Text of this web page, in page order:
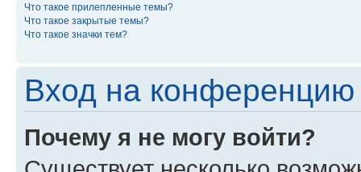
Что такое прилепленные темы?
Что такое закрытые темы?
Что такое значки тем?
Вход на конференцию
Почему я не могу войти?